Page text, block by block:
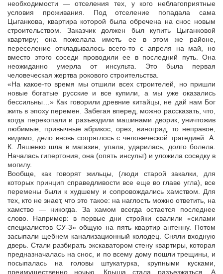
необходимости — отселения тех, у кого неблагоприятные
условия проживания. Под отселение попадала сама
Цыганкова, квартира которой была обречена на снос новым
строительством. Заказчик должен был купить Цыганковой
квартиру; она пожелала иметь ее в этом же районе,
переселение откладывалось всего-то с апреля на май, но
вместо этого соседи проводили ее в последний путь. Она
неожиданно умерла от инсульта. Это была первая
человеческая жертва рокового строительства.
«На какое-то время мы отшили всех строителей, но пришли
новые богатые русские и все купили, а мы уже оказались
бессильны…» Как говорили древние китайцы, не дай нам Бог
жить в эпоху перемен. Забегая вперед, можно рассказать, что,
когда перекопали и разъездили машинами дворик, уничтожив
любимые, привычные абрикос, орех, виноград, то неправое,
видимо, дело вновь сопряглось с человеческой трагедией. А.
К. Ляшенко шла в магазин, упала, ударилась, долго болела.
Началась гипертония, она (опять инсульт) и уложила соседку в
могилу.
Вообще, как говорят жильцы, (люди старой закалки, для
которых принцип справедливости все еще во главе угла), все
перемены были к худшему и сопровождались хамством. Для
тех, кто не знает, что это такое: на наглость можно ответить, на
хамство — никогда. За хамом всегда остается последнее
слово. Например: в первые дни стройки свалили «силами
специалистов СУ-3» общую на пять квартир антенну. Потом
засыпали щебнем канализационный колодец. Сняли входную
дверь. Стали разбирать экскаватором стену квартиры, которая
предназначалась на снос, и по всему дому пошли трещины, и
посыпалась на головы штукатурка, крупными кусками,
преимущественно ночью. Крыша стала разъезжаться. А